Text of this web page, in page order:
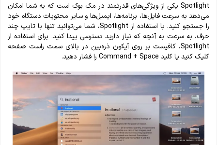
Spotlight یکی از ویژگی‌های قدرتمند در مک بوک است که به شما امکان
می‌دهد به سرعت فایل‌ها، برنامه‌ها، ایمیل‌ها و سایر محتویات دستگاه خود
را جستجو کنید. با استفاده از Spotlight، شما می‌توانید تنها با تایپ چند
حرف، به سرعت به آنچه که نیاز دارید دسترسی پیدا کنید. برای استفاده از
Spotlight، کافیست بر روی آیکون ذره‌بین در بالای سمت راست صفحه
کلیک کنید یا کلید Command + Space را فشار دهید.